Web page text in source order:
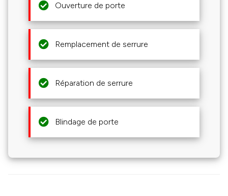
Ouverture de porte
Remplacement de serrure
Réparation de serrure
Blindage de porte